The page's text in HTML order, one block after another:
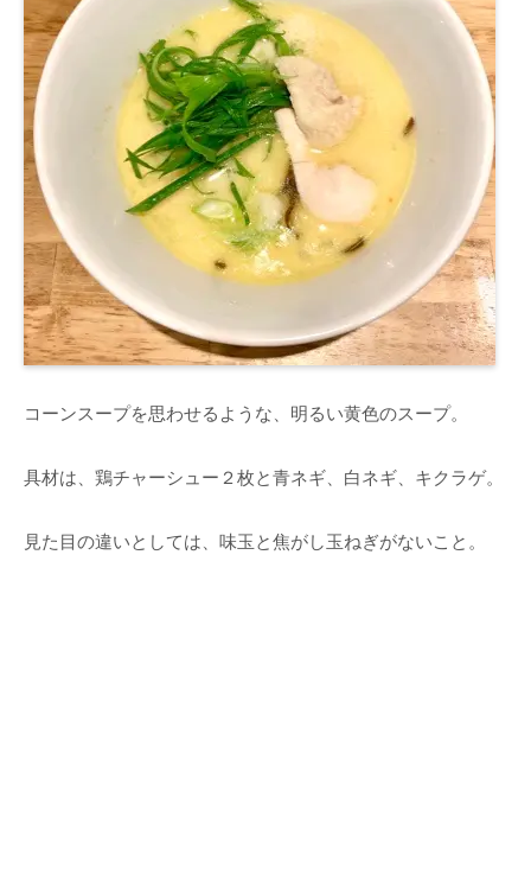
コーンスープを思わせるような、明るい黄色のスープ。
具材は、鶏チャーシュー２枚と青ネギ、白ネギ、キクラゲ。
見た目の違いとしては、味玉と焦がし玉ねぎがないこと。